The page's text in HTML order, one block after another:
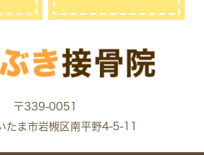
〒339-0051
たま市岩槻区南平野4-5-11